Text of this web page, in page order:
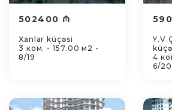
502400 ₼
Xanlar küçəsi
3 ком. - 157.00 м2 -
8/19
4
6/20